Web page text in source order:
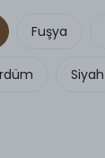
Fuşya
Siyah